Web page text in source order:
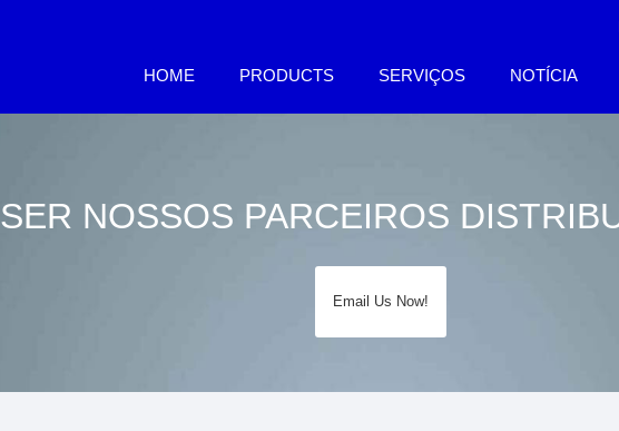
HOME PRODUCTS SERVIÇOS NOTÍCIA
SER NOSSOS PARCEIROS
Email Us Now!